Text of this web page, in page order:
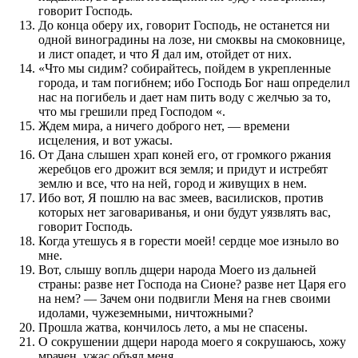
говорит Господь.
До конца оберу их, говорит Господь, не останется ни
одной виноградины на лозе, ни смоквы на смоковнице,
и лист опадет, и что Я дал им, отойдет от них.
«Что мы сидим? собирайтесь, пойдем в укрепленные
города, и там погибнем; ибо Господь Бог наш определил
нас на погибель и дает нам пить воду с желчью за то,
что мы грешили пред Господом «.
Ждем мира, а ничего доброго нет, — времени
исцеления, и вот ужасы.
От Дана слышен храп коней его, от громкого ржания
жеребцов его дрожит вся земля; и придут и истребят
землю и все, что на ней, город и живущих в нем.
Ибо вот, Я пошлю на вас змеев, василисков, против
которых нет заговариванья, и они будут уязвлять вас,
говорит Господь.
Когда утешусь я в горести моей! сердце мое изныло во
мне.
Вот, слышу вопль дщери народа Моего из дальней
страны: разве нет Господа на Сионе? разве нет Царя его
на нем? — Зачем они подвигли Меня на гнев своими
идолами, чужеземными, ничтожными?
Прошла жатва, кончилось лето, а мы не спасены.
О сокрушении дщери народа моего я сокрушаюсь, хожу